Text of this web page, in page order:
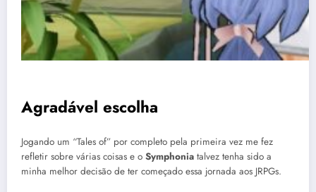
Agradável escolha
Jogando um “Tales of” por completo pela primeira vez me fez
refletir sobre várias coisas e o Symphonia talvez tenha sido a
minha melhor decisão de ter começado essa jornada aos JRPGs.